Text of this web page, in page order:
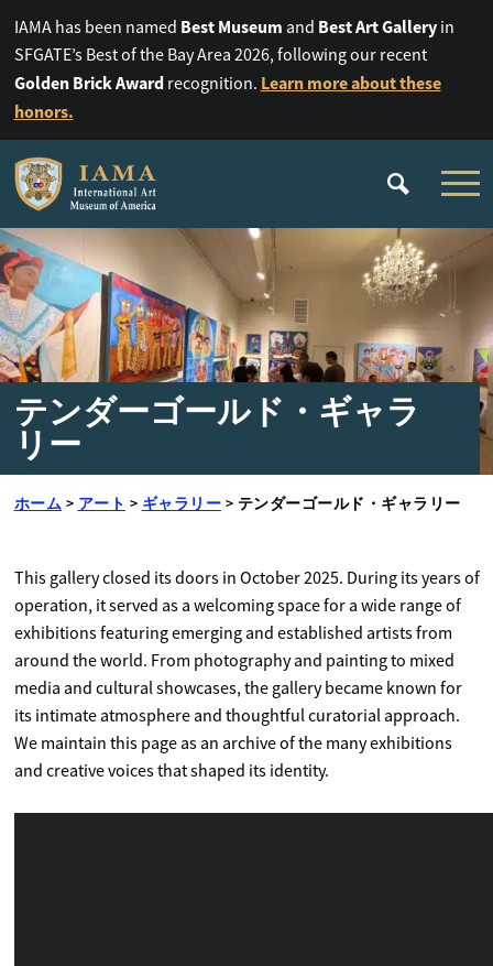
IAMA has been named Best Museum and Best Art Galleryin
SFGATE’s Best of the Bay Area 2026, following our recent
Golden Brick Awardrecognition. Learn more about these
honors.
テンダーゴールド・ギャラ
リー
ホーム > アート > ギャラリー > テンダーゴールド・ギャラリー
This gallery closed its doors in October 2025. During its years of
operation, it served as a welcoming space for a wide range of
exhibitions featuring emerging and established artists from
around the world. From photography and painting to mixed
media and cultural showcases, the gallery became known for
its intimate atmosphere and thoughtful curatorial approach.
We maintain this page as an archive of the many exhibitions
and creative voices that shaped its identity.